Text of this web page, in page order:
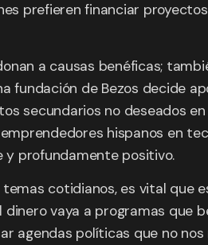
prefieren financiar
a causas benéficas;
fundación de Bezos decide
secundarios no deseados
hispanos en
y profundamente positivo.
cotidianos, es vital que
vaya a programas que
agendas políticas que no